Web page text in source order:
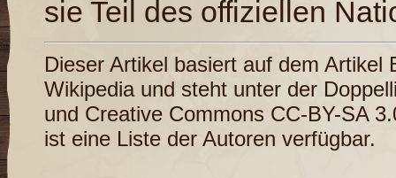
sie Teil des offiziellen
Dieser Artikel basiert auf dem Artikel
Wikipediaund steht unter der
und Creative Commons CC-BY-SA
ist eine Liste der Autoren verfügbar.